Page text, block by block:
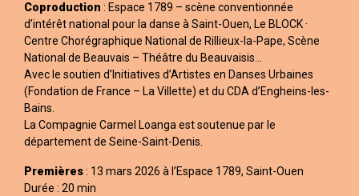
Coproduction : Espace 1789 – scène conventionnée
d’intérêt national pour la danse à Saint-Ouen, Le BLOCK ·
Centre Chorégraphique National de Rillieux-la-Pape, Scène
National de Beauvais – Théâtre du Beauvaisis…
Avec le soutien d’Initiatives d’Artistes en Danses Urbaines
(Fondation de France – La Villette) et du CDA d’Engheins-les-
Bains.
La Compagnie Carmel Loanga est soutenue par le
département de Seine-Saint-Denis.
Premières: 13 mars 2026 à l’Espace 1789, Saint-Ouen
Durée : 20 min